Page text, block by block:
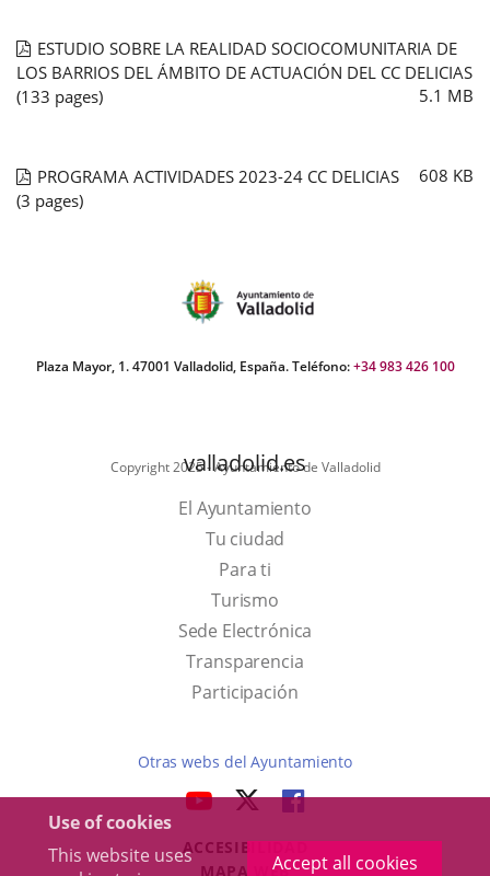
Use of cookies
This website uses
Accept all cookies
ESTUDIO SOBRE LA REALIDAD SOCIOCOMUNITARIA DE
LOS BARRIOS DEL ÁMBITO DE ACTUACIÓN DEL CC DELICIAS
5.1 MB
(133 pages)
PROGRAMA ACTIVIDADES 2023-24 CC DELICIAS 608 KB
(3 pages)
Plaza Mayor, 1. 47001 Valladolid, España. Teléfono:+34 983 426 100
Copyright 2025 - Ayuntamiento de Valladolid
valladolid.es
El Ayuntamiento
Tu ciudad
Para ti
TurismoThis
link
will
open
up
window.
Sede Electrónica
Transparencia
Participación
Otras webs del Ayuntamiento
LINK
EXTERNAL
LINK
EXTERNAL
LINK
EXTERNAL
ACCESIBILIDAD
MAPA WEB